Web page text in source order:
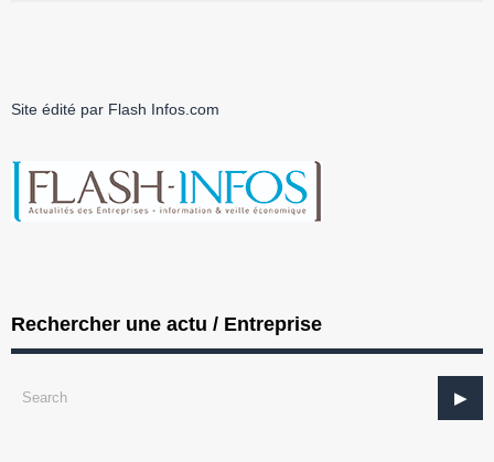
Site édité par Flash Infos.com
Rechercher une actu / Entreprise